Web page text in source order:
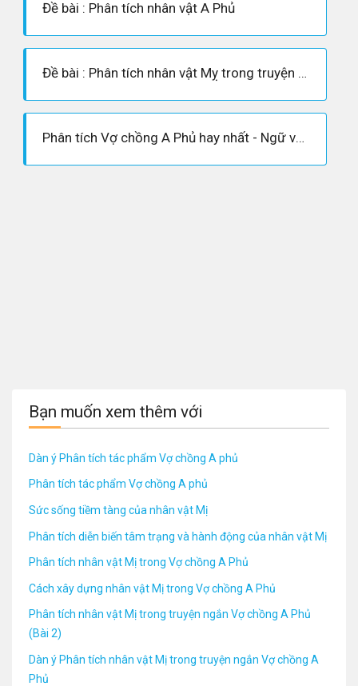
Đề bài : Phân tích nhân vật A Phủ
Đề bài : Phân tích nhân vật Mỵ trong truyện ngắn “Vợ chồng A Phủ” của Tô Hoài
Phân tích Vợ chồng A Phủ hay nhất - Ngữ văn 12
Bạn muốn xem thêm với
Dàn ý Phân tích tác phẩm Vợ chồng A phủ
Phân tích tác phẩm Vợ chồng A phủ
Sức sống tiềm tàng của nhân vật Mị
Phân tích diễn biến tâm trạng và hành động của nhân vật Mị
Phân tích nhân vật Mị trong Vợ chồng A Phủ
Cách xây dựng nhân vật Mị trong Vợ chồng A Phủ
Phân tích nhân vật Mị trong truyện ngắn Vợ chồng A Phủ
(Bài 2)
Dàn ý Phân tích nhân vật Mị trong truyện ngắn Vợ chồng A
Phủ